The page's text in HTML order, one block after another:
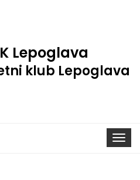
Lepoglava
klub Lepoglava
Toggle